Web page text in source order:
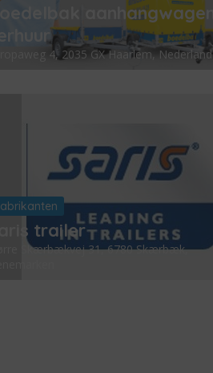
aanhangwagen
4, 2035 GX Haarlem, Nederland
trailer
Skærbækvej 31, 6780 Skærbæk,